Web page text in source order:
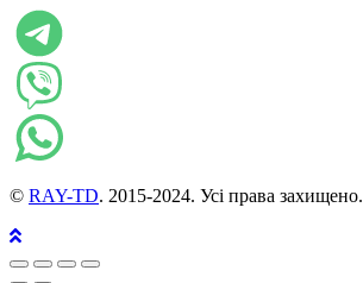
© RAY-TD. 2015-2024. Усі права захищено.